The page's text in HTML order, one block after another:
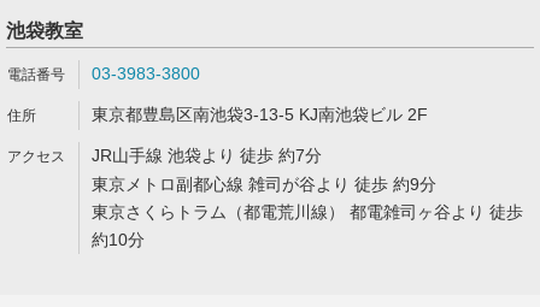
池袋教室
03-3983-3800
東京都豊島区南池袋3-13-5 KJ南池袋ビル 2F
JR山手線 池袋より 徒歩 約7分
東京メトロ副都心線 雑司が谷より 徒歩 約9分
東京さくらトラム（都電荒川線） 都電雑司ヶ谷より 徒歩
約10分